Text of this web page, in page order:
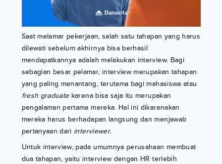
Saat melamar pekerjaan, salah satu tahapan yang harus
dilewati sebelum akhirnya bisa berhasil
mendapatkannya adalah melakukan interview. Bagi
sebagian besar pelamar, interview merupakan tahapan
yang paling menantang, terutama bagi mahasiswa atau
fresh graduatekarena bisa saja itu merupakan
pengalaman pertama mereka. Hal ini dikarenakan
mereka harus berhadapan langsung dan menjawab
pertanyaan dari interviewer.
Untuk interview, pada umumnya perusahaan membuat
dua tahapan, yaitu interview dengan HR terlebih